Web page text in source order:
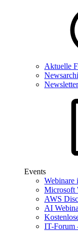
Aktuelle
Events
Webinare
Microsoft
AWS
AI
IT-Forum